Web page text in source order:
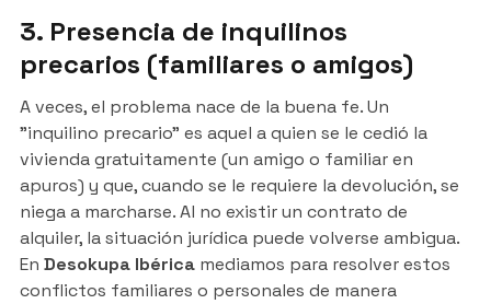
3. Presencia de inquilinos
precarios (familiares o amigos)
A veces, el problema nace de la buena fe. Un
"inquilino precario" es aquel a quien se le cedió la
vivienda gratuitamente (un amigo o familiar en
apuros) y que, cuando se le requiere la devolución, se
niega a marcharse. Al no existir un contrato de
alquiler, la situación jurídica puede volverse ambigua.
En Desokupa Ibéricamediamos para resolver estos
conflictos familiares o personales de manera